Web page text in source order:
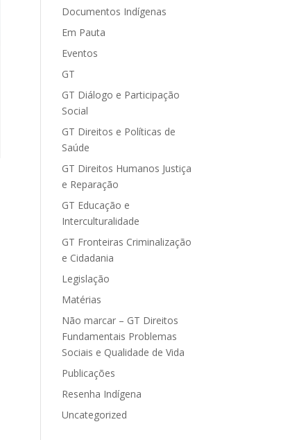
Documentos Indígenas
Em Pauta
Eventos
GT
GT Diálogo e Participação
Social
GT Direitos e Políticas de
Saúde
GT Direitos Humanos Justiça
e Reparação
GT Educação e
Interculturalidade
GT Fronteiras Criminalização
e Cidadania
Legislação
Matérias
Não marcar – GT Direitos
Fundamentais Problemas
Sociais e Qualidade de Vida
Publicações
Resenha Indígena
Uncategorized